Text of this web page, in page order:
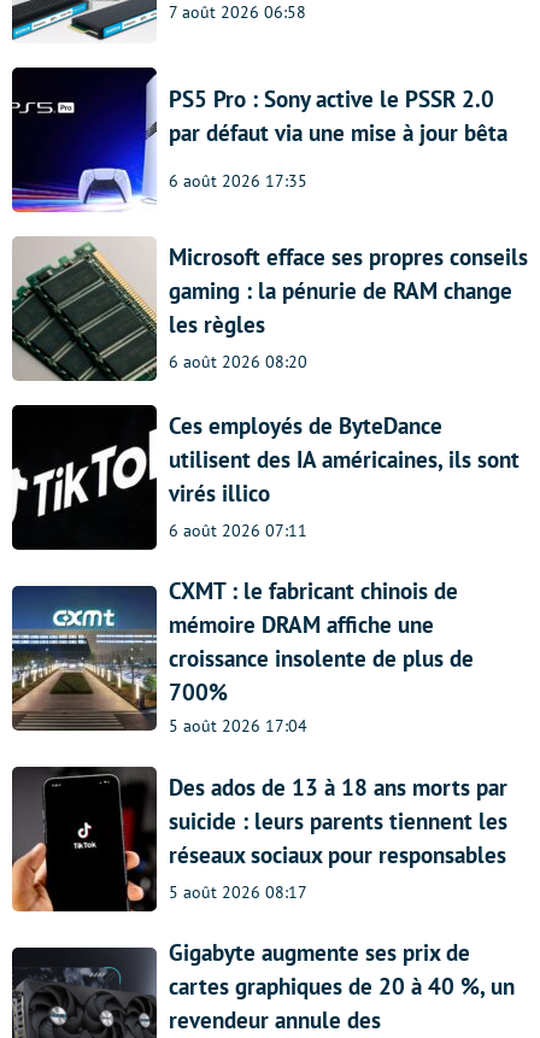
7 août 2026 06:58
PS5 Pro : Sony active le PSSR 2.0
par défaut via une mise à jour bêta
6 août 2026 17:35
Microsoft efface ses propres conseils
gaming : la pénurie de RAM change
les règles
6 août 2026 08:20
Ces employés de ByteDance
utilisent des IA américaines, ils sont
virés illico
6 août 2026 07:11
CXMT : le fabricant chinois de
mémoire DRAM affiche une
croissance insolente de plus de
700%
5 août 2026 17:04
Des ados de 13 à 18 ans morts par
suicide : leurs parents tiennent les
réseaux sociaux pour responsables
5 août 2026 08:17
Gigabyte augmente ses prix de
cartes graphiques de 20 à 40 %, un
revendeur annule des